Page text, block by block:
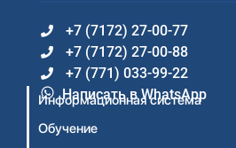
+7 (7172) 27-00-77
+7 (7172) 27-00-88
+7 (771) 033-99-22
Написать в WhatsApp
Информационная система
Обучение